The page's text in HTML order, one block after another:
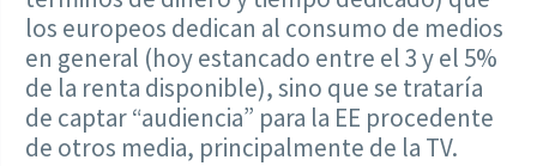
los europeos dedican al consumo de medios
en general (hoy estancado entre el 3 y el 5%
de la renta disponible), sino que se trataría
de captar “audiencia” para la EE procedente
de otros media, principalmente de la TV.